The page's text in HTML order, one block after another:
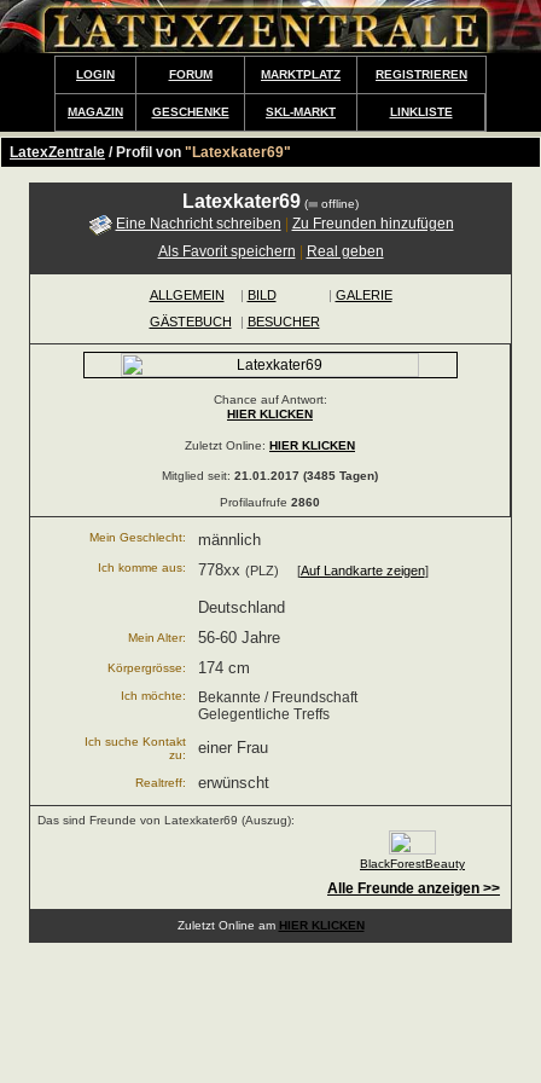
LOGIN FORUM MARKTPLATZ REGISTRIEREN
MAGAZIN GESCHENKE SKL-MARKT LINKLISTE
LatexZentrale / Profil von "Latexkater69"
Latexkater69 ( offline)
Eine Nachricht schreiben
Zu Freunden hinzufügen
Als Favorit speichern
Real geben
ALLGEMEIN | BILD | GALERIE
GÄSTEBUCH
| BESUCHER
Chance auf Antwort:
HIER KLICKEN
Zuletzt Online: HIER KLICKEN
Mitglied seit: 21.01.2017 (3485 Tagen)
Profilaufrufe 2860
Mein Geschlecht: männlich
Ich komme aus: 778xx (PLZ) [Auf Landkarte zeigen]
Deutschland
Mein Alter: 56-60 Jahre
Körpergrösse: 174 cm
Ich möchte:
Bekannte / Freundschaft
Gelegentliche Treffs
Ich suche Kontakt
zu:
einer Frau
Realtreff: erwünscht
Das sind Freunde von Latexkater69 (Auszug):
BlackForestBeauty
Alle Freunde anzeigen >>
Zuletzt Online am HIER KLICKEN